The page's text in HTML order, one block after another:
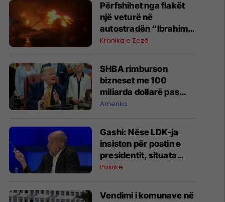
Përfshihet nga flakët
një veturë në
autostradën “Ibrahim
Rugova”
Kronika e Zezë
SHBA rimburson
bizneset me 100
miliarda dollarë pas
anulimit të tarifave të
Amerika
Gashi: Nëse LDK-ja
insiston për postin e
presidentit, situata
komplikohet - pres që
Politikë
Vendimi i komunave në